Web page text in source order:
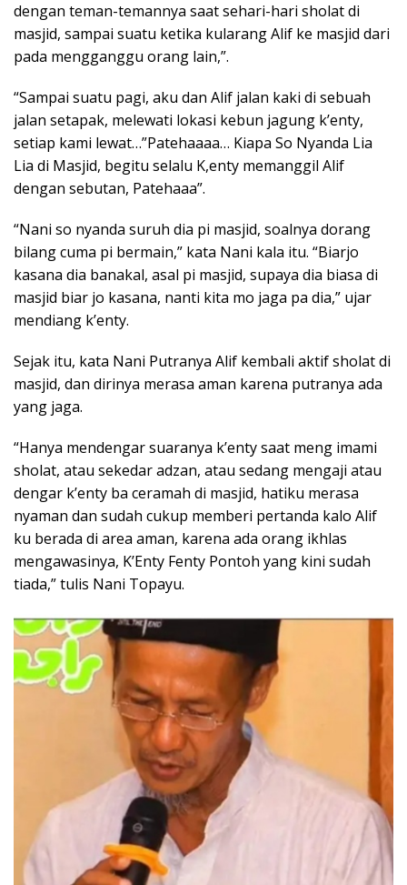
dengan teman-temannya saat sehari-hari sholat di
masjid, sampai suatu ketika kularang Alif ke masjid dari
pada mengganggu orang lain,”.
“Sampai suatu pagi, aku dan Alif jalan kaki di sebuah
jalan setapak, melewati lokasi kebun jagung k’enty,
setiap kami lewat…”Patehaaaa… Kiapa So Nyanda Lia
Lia di Masjid, begitu selalu K,enty memanggil Alif
dengan sebutan, Patehaaa”.
“Nani so nyanda suruh dia pi masjid, soalnya dorang
bilang cuma pi bermain,” kata Nani kala itu. “Biarjo
kasana dia banakal, asal pi masjid, supaya dia biasa di
masjid biar jo kasana, nanti kita mo jaga pa dia,” ujar
mendiang k’enty.
Sejak itu, kata Nani Putranya Alif kembali aktif sholat di
masjid, dan dirinya merasa aman karena putranya ada
yang jaga.
“Hanya mendengar suaranya k’enty saat meng imami
sholat, atau sekedar adzan, atau sedang mengaji atau
dengar k’enty ba ceramah di masjid, hatiku merasa
nyaman dan sudah cukup memberi pertanda kalo Alif
ku berada di area aman, karena ada orang ikhlas
mengawasinya, K’Enty Fenty Pontoh yang kini sudah
tiada,” tulis Nani Topayu.